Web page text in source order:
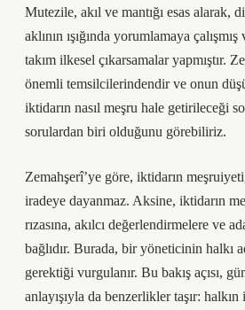
Mutezile, akıl ve mantığı esas alarak,
aklının ışığında yorumlamaya
takım ilkesel çıkarsamalar yapmıştır.
önemli temsilcilerindendir ve onun
iktidarın nasıl meşru hale getirileceği
sorulardan biri olduğunu görebiliriz.
Zemahşerî’ye göre, iktidarın
iradeye dayanmaz. Aksine, iktidarın
rızasına, akılcı değerlendirmelere ve
bağlıdır. Burada, bir yöneticinin halkı
gerektiği vurgulanır. Bu bakış açısı,
anlayışıyla da benzerlikler taşır: